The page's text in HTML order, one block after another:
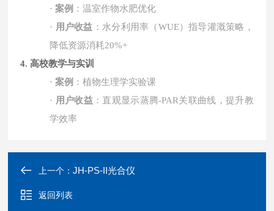
·案例 ：温室作物水肥优化
· 用户收益 ：水分利用率（WUE）指导灌溉策略，
降低资源消耗20%+
4. 高校教学与实训
·案例 ：植物生理学实验课
· 用户收益：直观显示蒸腾-PAR关联曲线，提升教
学效率
上一个：JH-PS-II光合仪
返回列表